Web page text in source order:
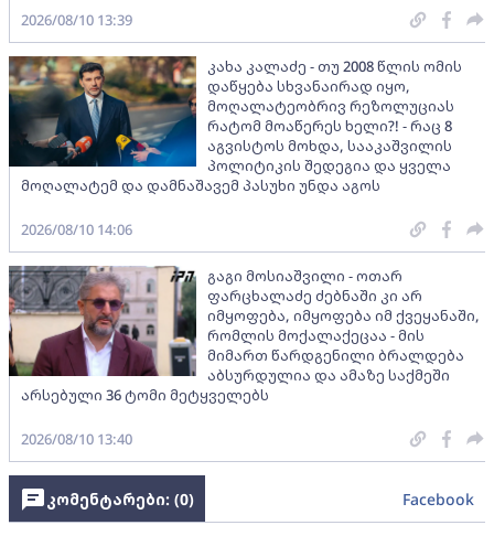
2026/08/10 13:39
კახა კალაძე - თუ 2008 წლის ომის
დაწყება სხვანაირად იყო,
მოღალატეობრივ რეზოლუციას
რატომ მოაწერეს ხელი?! - რაც 8
აგვისტოს მოხდა, სააკაშვილის
პოლიტიკის შედეგია და ყველა
მოღალატემ და დამნაშავემ პასუხი უნდა აგოს
2026/08/10 14:06
გაგი მოსიაშვილი - ოთარ
ფარცხალაძე ძებნაში კი არ
იმყოფება, იმყოფება იმ ქვეყანაში,
რომლის მოქალაქეცაა - მის
მიმართ წარდგენილი ბრალდება
აბსურდულია და ამაზე საქმეში
არსებული 36 ტომი მეტყველებს
2026/08/10 13:40
კომენტარები: (0) Facebook